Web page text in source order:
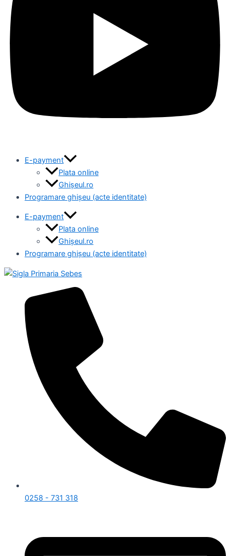
E-payment
Plata online
Ghișeul.ro
Programare ghișeu (acte identitate)
E-payment
Plata online
Ghișeul.ro
Programare ghișeu (acte identitate)
0258 - 731 318